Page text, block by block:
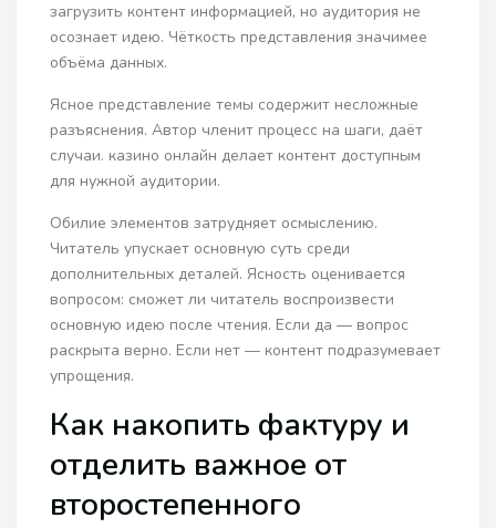
загрузить контент информацией, но аудитория не
осознает идею. Чёткость представления значимее
объёма данных.
Ясное представление темы содержит несложные
разъяснения. Автор членит процесс на шаги, даёт
случаи. казино онлайн делает контент доступным
для нужной аудитории.
Обилие элементов затрудняет осмыслению.
Читатель упускает основную суть среди
дополнительных деталей. Ясность оценивается
вопросом: сможет ли читатель воспроизвести
основную идею после чтения. Если да — вопрос
раскрыта верно. Если нет — контент подразумевает
упрощения.
Как накопить фактуру и
отделить важное от
второстепенного